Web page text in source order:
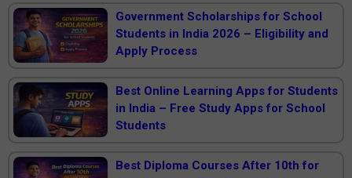
Government Scholarships for School
Students in India 2026 – Eligibility and
Apply Process
Best Online Learning Apps for Students
in India – Free Study Apps for School
Students
Best Diploma Courses After 10th for